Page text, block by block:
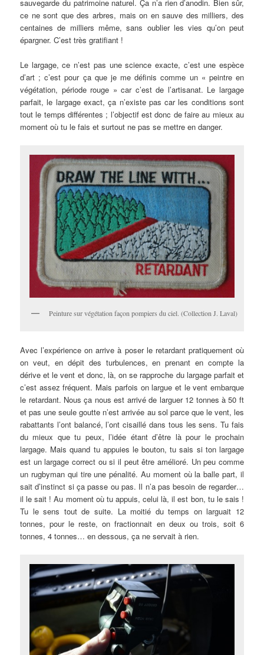
sauvegarde du patrimoine naturel. Ça n’a rien d’anodin. Bien sûr,
ce ne sont que des arbres, mais on en sauve des milliers, des
centaines de milliers même, sans oublier les vies qu’on peut
épargner. C’est très gratifiant !
Le largage, ce n’est pas une science exacte, c’est une espèce
d’art ; c’est pour ça que je me définis comme un « peintre en
végétation, période rouge » car c’est de l’artisanat. Le largage
parfait, le largage exact, ça n’existe pas car les conditions sont
tout le temps différentes ; l’objectif est donc de faire au mieux au
moment où tu le fais et surtout ne pas se mettre en danger.
Peinture sur végétation façon pompiers du ciel. (Collection J. Laval)
Avec l’expérience on arrive à poser le retardant pratiquement où
on veut, en dépit des turbulences, en prenant en compte la
dérive et le vent et donc, là, on se rapproche du largage parfait et
c’est assez fréquent. Mais parfois on largue et le vent embarque
le retardant. Nous ça nous est arrivé de larguer 12 tonnes à 50 ft
et pas une seule goutte n’est arrivée au sol parce que le vent, les
rabattants l’ont balancé, l’ont cisaillé dans tous les sens. Tu fais
du mieux que tu peux, l’idée étant d’être là pour le prochain
largage. Mais quand tu appuies le bouton, tu sais si ton largage
est un largage correct ou si il peut être amélioré. Un peu comme
un rugbyman qui tire une pénalité. Au moment où la balle part, il
sait d’instinct si ça passe ou pas. Il n’a pas besoin de regarder…
il le sait ! Au moment où tu appuis, celui là, il est bon, tu le sais !
Tu le sens tout de suite. La moitié du temps on larguait 12
tonnes, pour le reste, on fractionnait en deux ou trois, soit 6
tonnes, 4 tonnes… en dessous, ça ne servait à rien.